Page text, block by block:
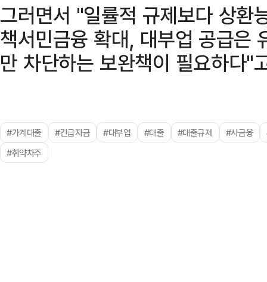
그러면서 "일률적 규제보다 상환
책서민금융 확대, 대부업 공급은
만 차단하는 보완책이 필요하다"
#가계대출 #긴급자금 #대부업 #대출 #대출규제 #사금융
#취약차주